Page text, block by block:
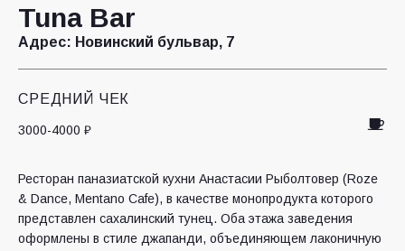
Tuna Bar
Адрес: Новинский бульвар, 7
СРЕДНИЙ ЧЕК
3000-4000 ₽
Ресторан паназиатской кухни Анастасии Рыболтовер (Roze
& Dance, Mentano Cafe), в качестве монопродукта которого
представлен сахалинский тунец. Оба этажа заведения
оформлены в стиле джапанди, объединяющем лаконичную